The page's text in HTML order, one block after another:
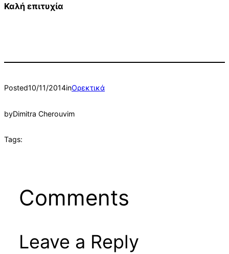
Καλή επιτυχία
Posted10/11/2014inΟρεκτικά
byDimitra Cherouvim
Tags:
Comments
Leave a Reply